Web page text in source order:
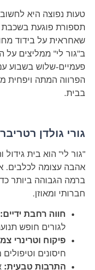
טעות נפוצה היא
תספורת פוגעת בשכבת
שאחראית על בידוד
ב"גור לי" ממליצים על
פעמיים-שלוש בשבוע
הפרווה המתה ויפחית
בבית.
גורי גולדן
"גור לי" הוא בית
אהבה עצומה לכלבים.
ברמה הגבוהה ביותר
חברותי ומאוזן.
חווה רחבת ידיים:
לגורים חופש
פיקוח וטרינרי
חיסונים וטיפולים
התרבות טבעית: